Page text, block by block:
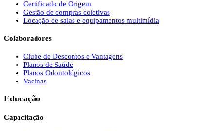
Certificado de Origem
Gestão de compras coletivas
Locação de salas e equipamentos multimídia
Colaboradores
Clube de Descontos e Vantagens
Planos de Saúde
Planos Odontológicos
Vacinas
Educação
Capacitação